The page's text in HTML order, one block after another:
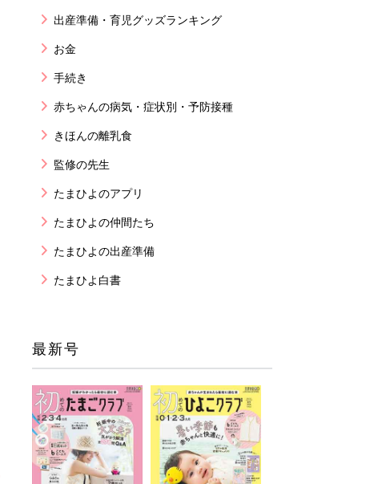
出産準備・育児グッズランキング
お金
手続き
赤ちゃんの病気・症状別・予防接種
きほんの離乳食
監修の先生
たまひよのアプリ
たまひよの仲間たち
たまひよの出産準備
たまひよ白書
最新号